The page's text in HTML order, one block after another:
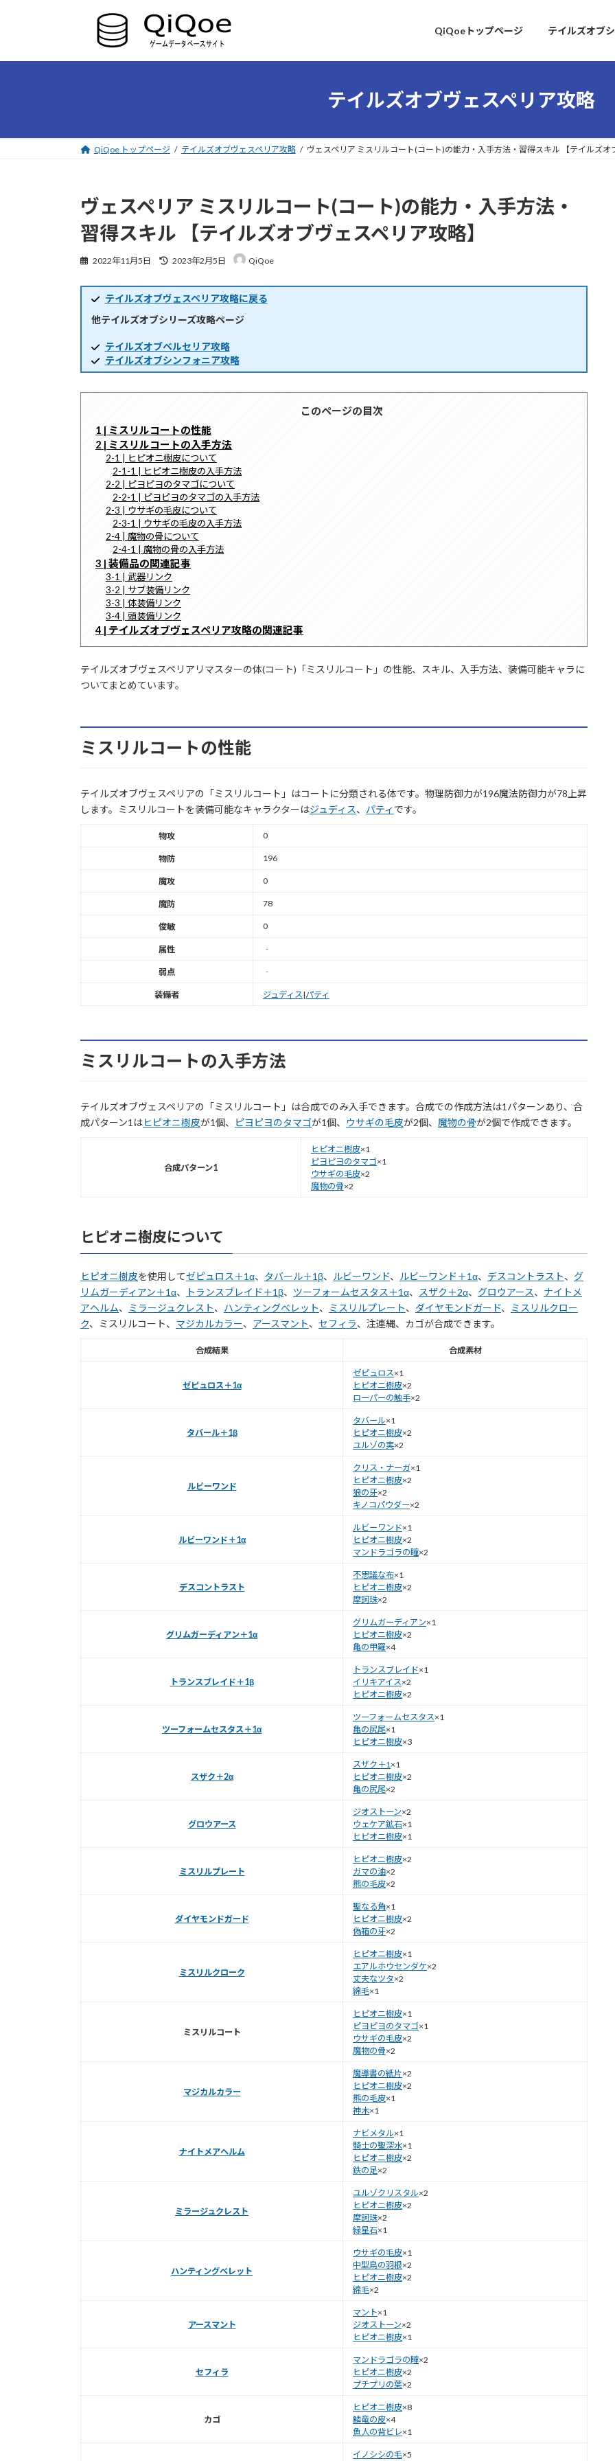
ツ
シ
QiQoeトップページ テイルズオブ
テイルズオブヴェスペリア攻略
QiQoe トップページ テイルズオブヴェスペリア攻略 ヴェスペリア ミスリルコート(コート)の能力・入手方法・習得スキル 【テイルズオ
ヴェスペリア ミスリルコート(コート)の能力・入手方法・
習得スキル 【テイルズオブヴェスペリア攻略】
2022年11月5日
最
新
日
時
2023年2月5日 QiQoe
テイルズオブヴェスペリア攻略に戻る
他テイルズオブシリーズ攻略ページ
テイルズオブベルセリア攻略
テイルズオブシンフォニア攻略
このページの目次
1 | ミスリルコートの性能
2 | ミスリルコートの入手方法
2-1 | ヒピオニ樹皮について
2-1-1 | ヒピオニ樹皮の入手方法
2-2 | ピヨピヨのタマゴについて
2-2-1 | ピヨピヨのタマゴの入手方法
2-3 | ウサギの毛皮について
2-3-1 | ウサギの毛皮の入手方法
2-4 | 魔物の骨について
2-4-1 | 魔物の骨の入手方法
3 | 装備品の関連記事
3-1 | 武器リンク
3-2 | サブ装備リンク
3-3 | 体装備リンク
3-4 | 頭装備リンク
4 | テイルズオブヴェスペリア攻略の関連記事
テイルズオブヴェスペリアリマスターの体(コート)「ミスリルコート」の性能、スキル、入手方法、装備可能キャラに
ついてまとめています。
ミスリルコートの性能
テイルズオブヴェスペリアの「ミスリルコート」はコートに分類される体です。物理防御力が196魔法防御力が78上昇
します。ミスリルコートを装備可能なキャラクターはジュディス、 パティ です。
物攻 0
物防 196
魔攻 0
魔防 78
俊敏 0
属性 ‐
弱点 ‐
装備者 ジュディス|パティ
ミスリルコートの入手方法
テイルズオブヴェスペリアの「ミスリルコート」は合成でのみ入手できます。合成での作成方法は1パターンあり、合
成パターン1はヒピオニ樹皮が1個、 ピヨピヨのタマゴが1個、 ウサギの毛皮が2個、 魔物の骨が2個で作成できます。
合成パターン1
ヒピオニ樹皮×1
ピヨピヨのタマゴ×1
ウサギの毛皮×2
魔物の骨×2
ヒピオニ樹皮について
ヒピオニ樹皮を使用してゼピュロス＋1α、 タバール＋1β、 ルビーワンド、 ルビーワンド＋1α、 デスコントラスト、 グ
リムガーディアン＋1α、 トランスブレイド＋1β、 ツーフォームセスタス＋1α、 スザク＋2α、 グロウアース、 ナイトメ
アヘルム、 ミラージュクレスト、 ハンティングべレット、 ミスリルプレート、 ダイヤモンドガード、
ミスリルクロー
ク、ミスリルコート、 マジカルカラー、 アースマント、 セフィラ、注連縄、カゴが合成できます。
合成結果 合成素材
ゼピュロス＋1α
ゼピュロス×1
ヒピオニ樹皮×2
ローパーの触手×2
タバール＋1β
タバール×1
ヒピオニ樹皮×2
ユルゾの実×2
ルビーワンド
クリス・ナーガ×1
ヒピオニ樹皮×2
狼の牙×2
キノコパウダー×2
ルビーワンド＋1α
ルビーワンド×1
ヒピオニ樹皮×2
マンドラゴラの瞳×2
デスコントラスト
不思議な布×1
ヒピオニ樹皮×2
摩訶珠×2
グリムガーディアン＋1α
グリムガーディアン×1
ヒピオニ樹皮×2
亀の甲羅×4
トランスブレイド＋1β
トランスブレイド×1
イリキアイス×2
ヒピオニ樹皮×2
ツーフォームセスタス＋1α
ツーフォームセスタス×1
亀の尻尾×1
ヒピオニ樹皮×3
スザク＋2α
スザク＋1×1
ヒピオニ樹皮×2
亀の尻尾×2
グロウアース
ジオストーン×2
ウェケア鉱石×1
ヒピオニ樹皮×1
ミスリルプレート
ヒピオニ樹皮×2
ガマの油×2
熊の毛皮×2
ダイヤモンドガード
聖なる角×1
ヒピオニ樹皮×2
偽箱の牙×2
ミスリルクローク
ヒピオニ樹皮×1
エアルホウセンダケ×2
丈夫なツタ×2
綿毛×1
ミスリルコート
ヒピオニ樹皮×1
ピヨピヨのタマゴ×1
ウサギの毛皮×2
魔物の骨×2
マジカルカラー
魔導書の紙片×2
ヒピオニ樹皮×2
熊の毛皮×1
神木×1
ナイトメアヘルム
ナビメタル×1
騎士の聖深水×1
ヒピオニ樹皮×2
鉄の足×2
ミラージュクレスト
ユルゾクリスタル×2
ヒピオニ樹皮×2
摩訶珠×2
緑星石×1
ハンティングべレット
ウサギの毛皮×1
中型鳥の羽根×2
ヒピオニ樹皮×2
綿毛×2
アースマント
マント×1
ジオストーン×2
ヒピオニ樹皮×1
セフィラ
マンドラゴラの瞳×2
ヒピオニ樹皮×2
プチプリの葉×2
カゴ
ヒピオニ樹皮×8
鱗竜の皮×4
魚人の背ビレ×1
イノシシの毛×5